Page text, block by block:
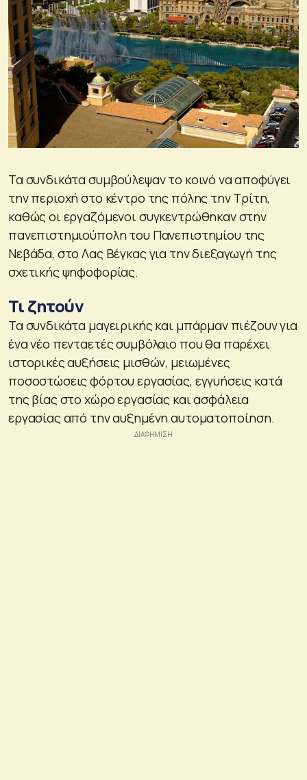
Τα συνδικάτα συμβούλεψαν το κοινό να αποφύγει
την περιοχή στο κέντρο της πόλης την Τρίτη,
καθώς οι εργαζόμενοι συγκεντρώθηκαν στην
πανεπιστημιούπολη του Πανεπιστημίου της
Νεβάδα, στο Λας Βέγκας για την διεξαγωγή της
σχετικής ψηφοφορίας.
Τι ζητούν
Τα συνδικάτα μαγειρικής και μπάρμαν πιέζουν για
ένα νέο πενταετές συμβόλαιο που θα παρέχει
ιστορικές αυξήσεις μισθών, μειωμένες
ποσοστώσεις φόρτου εργασίας, εγγυήσεις κατά
της βίας στο χώρο εργασίας και ασφάλεια
εργασίας από την αυξημένη αυτοματοποίηση.